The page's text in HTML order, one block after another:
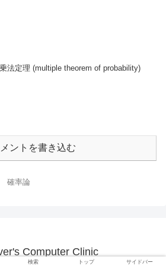
乗法定理 (multiple theorem of probability)
ントを書き込む
確率論
Computer Clinic
検索 トップ サイドバー